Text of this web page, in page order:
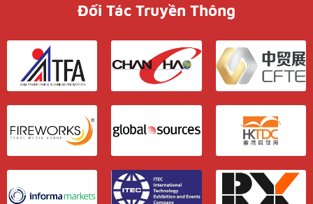
Đối Tác Truyền Thông